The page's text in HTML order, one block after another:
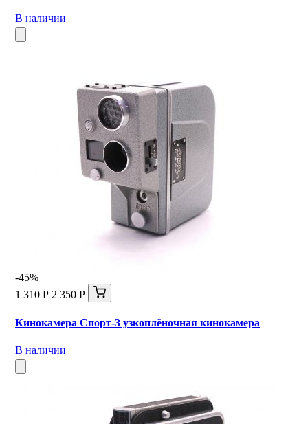
В наличии
-45%
1 310 Р 2 350 Р
Кинокамера Спорт-3 узкоплёночная кинокамера
В наличии